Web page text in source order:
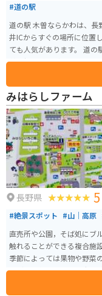
#道の駅
道の駅 木曽ならかわは、長
井ICからすぐの場所に位置
ても人気があります。 道の駅には、地元の特産品を販売するショップや、木
曽の郷土料理が味わえるレ
産探しにも最適です。また
ングコースなどの情報を 얻ることもできま
には広い駐車場が完備され
て立ち寄るのも良いでしょ
イクツーリングにもおすすめのエリアです。
宿や妻籠宿といった歴史的
みを散策したり、古い町家
ょう。また、温泉地として
す。
みはらしファーム
長野県 5
#絶景スポット #山｜高原
直売所や公園，そば処にブ
触れることができる複合施
季節によっては果物や野菜
などで子供連れでも田舎体